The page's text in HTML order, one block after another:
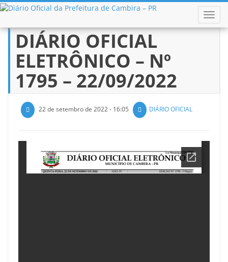
Pular
para
conteúdo
DIÁRIO OFICIAL
ELETRÔNICO – Nº
1795 – 22/09/2022
22 de setembro de 2022 - 16:05 DIÁRIO OFICIAL